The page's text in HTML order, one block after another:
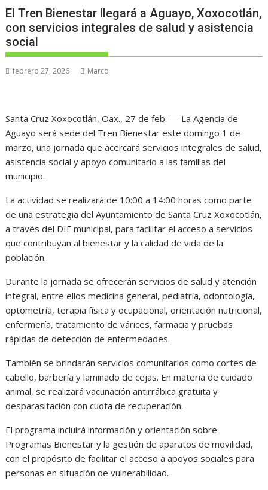
El Tren Bienestar llegará a Aguayo, Xoxocotlán,
con servicios integrales de salud y asistencia
social
febrero 27, 2026 Marco
Santa Cruz Xoxocotlán, Oax., 27 de feb. — La Agencia de
Aguayo será sede del Tren Bienestar este domingo 1 de
marzo, una jornada que acercará servicios integrales de salud,
asistencia social y apoyo comunitario a las familias del
municipio.
La actividad se realizará de 10:00 a 14:00 horas como parte
de una estrategia del Ayuntamiento de Santa Cruz Xoxocotlán,
a través del DIF municipal, para facilitar el acceso a servicios
que contribuyan al bienestar y la calidad de vida de la
población.
Durante la jornada se ofrecerán servicios de salud y atención
integral, entre ellos medicina general, pediatría, odontología,
optometría, terapia física y ocupacional, orientación nutricional,
enfermería, tratamiento de várices, farmacia y pruebas
rápidas de detección de enfermedades.
También se brindarán servicios comunitarios como cortes de
cabello, barbería y laminado de cejas. En materia de cuidado
animal, se realizará vacunación antirrábica gratuita y
desparasitación con cuota de recuperación.
El programa incluirá información y orientación sobre
Programas Bienestar y la gestión de aparatos de movilidad,
con el propósito de facilitar el acceso a apoyos sociales para
personas en situación de vulnerabilidad.